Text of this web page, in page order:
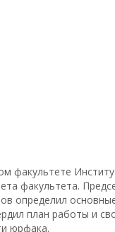
факультете
факультета.
определил
план работы и
юрфака.